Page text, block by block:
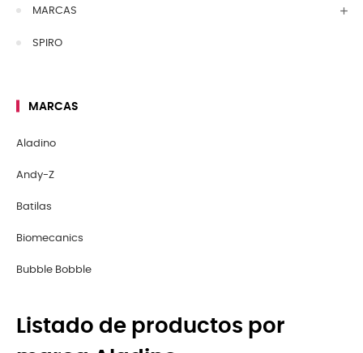
MARCAS
SPIRO
MARCAS
Aladino
Andy-Z
Batilas
Biomecanics
Bubble Bobble
Listado de productos por